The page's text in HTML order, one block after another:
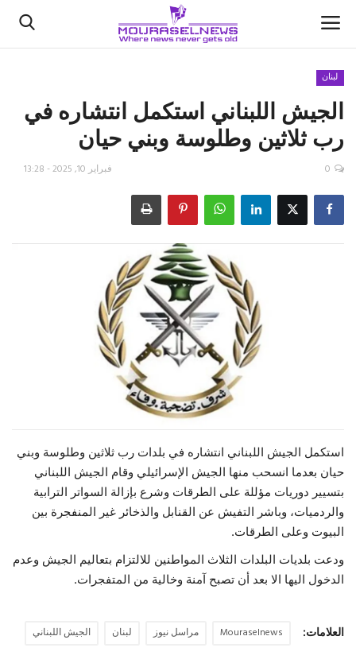
الأخبار
كتّابنا
اقتصاد
لبنان
الجيش اللبناني استكمل انتشاره في
رب ثلاثين وطلوسة وبني حيان
فبراير 10, 2025 - 13:28 0
استكمل الجيش اللبناني انتشاره في بلدات رب ثلاثين وطلوسة وبني
حيان بعدما انسحب منها الجيش الإسرائيلي وقام الجيش اللبناني
بتسيير دوريات مؤللة على الطرقات وشرع بإزالة السواتر الترابية
والردميات، وباشر التفيش عن القنابل والذخائر غير المنفجرة بين
البيوت وعلى الطرقات.
ودعت بلديات البلدات الثلاث المواطنين للالتزام بتعاليم الجيش وعدم
الدخول اليها الا بعد أن تصبح آمنة وخالية من المتفجرات.
العلامات: Mouraselnews مراسل نيوز لبنان الجيش اللبناني